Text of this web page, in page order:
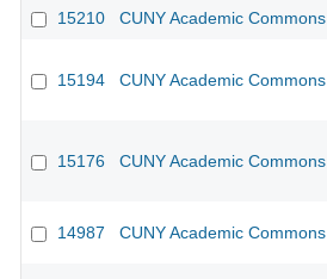
15210 CUNY Academic Commons
15194 CUNY Academic Commons
15176 CUNY Academic Commons
14987 CUNY Academic Commons